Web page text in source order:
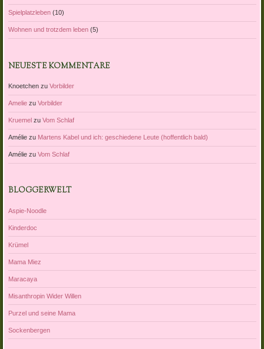
Spielplatzleben(10)
Wohnen und trotzdem leben(5)
NEUESTE KOMMENTARE
Knoetchenzu Vorbilder
Ameliezu Vorbilder
Kruemelzu Vom Schlaf
Améliezu Martens Kabel und ich: geschiedene Leute (hoffentlich bald)
Améliezu Vom Schlaf
BLOGGERWELT
Aspie-Noodle
Kinderdoc
Krümel
Mama Miez
Maracaya
Misanthropin Wider Willen
Purzel und seine Mama
Sockenbergen